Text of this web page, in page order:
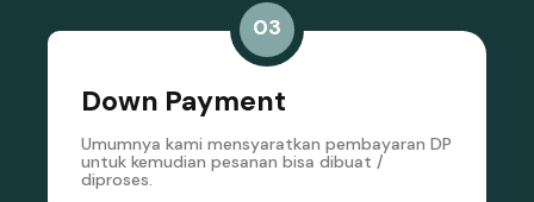
03
Down Payment
Umumnya kami mensyaratkan pembayaran DP
untuk kemudian pesanan bisa dibuat /
diproses.